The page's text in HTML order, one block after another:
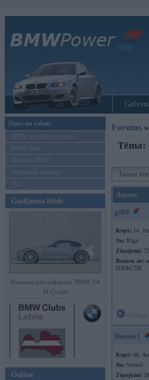
Ziņas un raksti
BMW modeļu jaunumi
BMW testi
Mēneša BMW
Sērijveida tūnings
Vel...
Gadījuma bilde
Hamann pārveidojumi BMW Z4
M Coupe
Online
Forums »
Tēma:
Jauna
Autors
gt99
Kopš: 14.
No: Rīga
Ziņojumi:
Braucu ar:
ITR&CTR
Beetee1
Kopš: 06.
No: Strenči
Ziņojumi: